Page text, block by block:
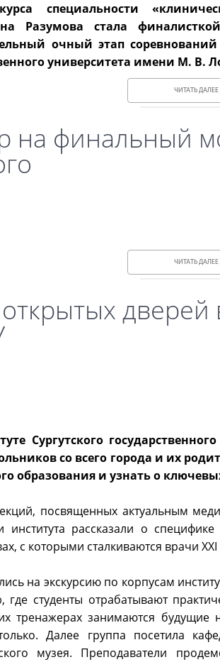
специальности
Разумова стала
очный этап
университета имени М. В.
ЧИТАТЬ ДАЛЕЕ
на финальный
ЧИТАТЬ ДАЛЕЕ
дверей
Сургутского
со всего города и их
образования и узнать о
посвященных актуальным
института рассказали о
с которыми сталкиваются врачи XXI
на экскурсию по корпусам
где студенты отрабатывают
тренажерах занимаются
Далее группа посетила
музея. Преподаватели